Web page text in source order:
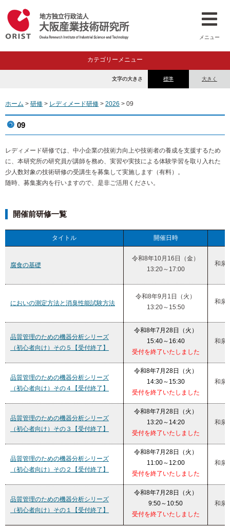
メニュー
カテゴリーメニュー
標準 大きく
文字の大きさ
ホーム > 研修 > レディメード研修 > 2026 > 09
09
レディメード研修では、中小企業の技術力向上や技術者の養成を支援するため
に、本研究所の研究員が講師を務め、実習や実技による体験学習を取り入れた
少人数対象の技術研修の受講生を募集して実施します（有料）。
随時、募集案内を行いますので、是非ご活用ください。
開催前研修一覧
タイトル 開催日時
腐食の基礎
令和8年10月16日（金）
13:20～17:00
和泉
においの測定方法と消臭性能試験方法
令和8年9月1日（火）
13:20～15:50
和泉
品質管理のための機器分析シリーズ
（初心者向け）その５【受付終了】
令和8年7月28日（火）
15:40～16:40
受付を終了いたしました
和泉
品質管理のための機器分析シリーズ
（初心者向け）その４【受付終了】
令和8年7月28日（火）
14:30～15:30
受付を終了いたしました
和泉
品質管理のための機器分析シリーズ
（初心者向け）その３【受付終了】
令和8年7月28日（火）
13:20～14:20
受付を終了いたしました
和泉
品質管理のための機器分析シリーズ
（初心者向け）その２【受付終了】
令和8年7月28日（火）
11:00～12:00
受付を終了いたしました
和泉
品質管理のための機器分析シリーズ
（初心者向け）その１【受付終了】
令和8年7月28日（火）
9:50～10:50
受付を終了いたしました
和泉